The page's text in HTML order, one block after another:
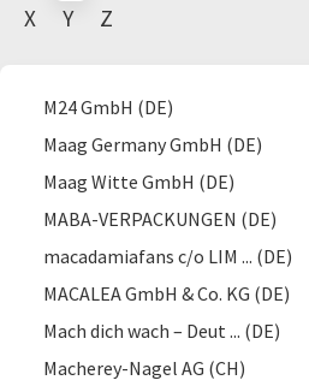
X
Y Z
M24 GmbH (DE)
Maag Germany GmbH (DE)
Maag Witte GmbH (DE)
MABA-VERPACKUNGEN (DE)
macadamiafans c/o LIM ... (DE)
MACALEA GmbH & Co. KG (DE)
Mach dich wach – Deut ... (DE)
Macherey-Nagel AG (CH)